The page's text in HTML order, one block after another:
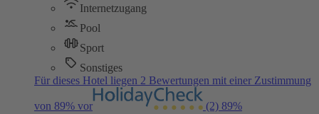
Internetzugang
Pool
Sport
Sonstiges
Für dieses Hotel liegen 2 Bewertungen mit einer Zustimmung
von 89% vor (2) 89%